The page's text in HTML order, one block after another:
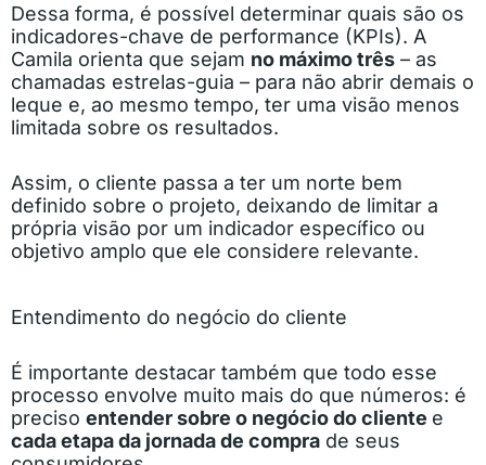
Dessa forma, é possível determinar quais são os
indicadores-chave de performance (KPIs). A
Camila orienta que sejam no máximo três – as
chamadas estrelas-guia – para não abrir demais o
leque e, ao mesmo tempo, ter uma visão menos
limitada sobre os resultados.
Assim, o cliente passa a ter um norte bem
definido sobre o projeto, deixando de limitar a
própria visão por um indicador específico ou
objetivo amplo que ele considere relevante.
Entendimento do negócio do cliente
É importante destacar também que todo esse
processo envolve muito mais do que números: é
preciso entender sobre o negócio do cliente e
cada etapa da jornada de compra de seus